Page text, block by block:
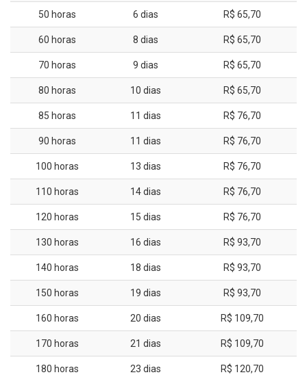
50 horas 6 dias R$ 65,70
60 horas 8 dias R$ 65,70
70 horas 9 dias R$ 65,70
80 horas 10 dias R$ 65,70
85 horas 11 dias R$ 76,70
90 horas 11 dias R$ 76,70
100 horas 13 dias R$ 76,70
110 horas 14 dias R$ 76,70
120 horas 15 dias R$ 76,70
130 horas 16 dias R$ 93,70
140 horas 18 dias R$ 93,70
150 horas 19 dias R$ 93,70
160 horas 20 dias R$ 109,70
170 horas 21 dias R$ 109,70
180 horas 23 dias R$ 120,70